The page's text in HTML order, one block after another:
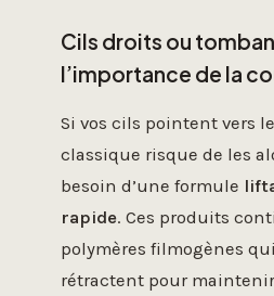
Cils droits ou
l’importance de la
Si vos cils pointent vers
classique risque de les
besoin d’une formule
rapide. Ces produits
polymères filmogènes
rétractent pour